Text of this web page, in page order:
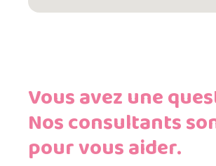
Vous avez une
Nos consultants
pour vous aider.